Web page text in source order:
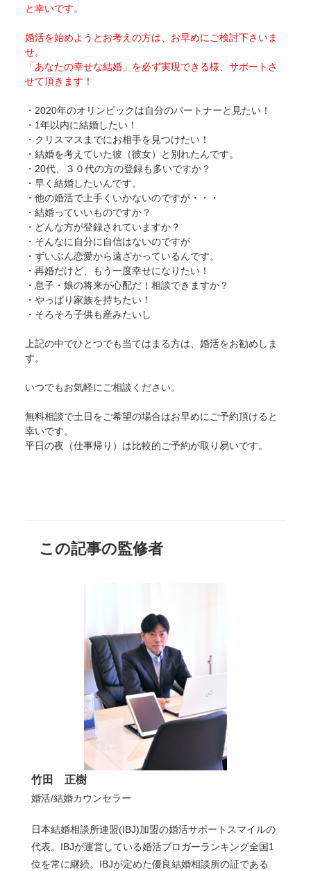
と幸いです。
婚活を始めようとお考えの方は、お早めにご検討下さいま
せ。
「あなたの幸せな結婚」を必ず実現できる様、サポートさ
せて頂きます！
・2020年のオリンピックは自分のパートナーと見たい！
・1年以内に結婚したい！
・クリスマスまでにお相手を見つけたい！
・結婚を考えていた彼（彼女）と別れたんです。
・20代、３０代の方の登録も多いですか？
・早く結婚したいんです。
・他の婚活で上手くいかないのですが・・・
・結婚っていいものですか？
・どんな方が登録されていますか？
・そんなに自分に自信はないのですが
・ずいぶん恋愛から遠ざかっているんです。
・再婚だけど、もう一度幸せになりたい！
・息子・娘の将来が心配だ！相談できますか？
・やっぱり家族を持ちたい！
・そろそろ子供も産みたいし
上記の中でひとつでも当てはまる方は、婚活をお勧めしま
す。
いつでもお気軽にご相談ください。
無料相談で土日をご希望の場合はお早めにご予約頂けると
幸いです。
平日の夜（仕事帰り）は比較的ご予約が取り易いです。
この記事の監修者
竹田 正樹
婚活/結婚カウンセラー
日本結婚相談所連盟(IBJ)加盟の婚活サポートスマイルの
代表。IBJが運営している婚活ブロガーランキング全国1
位を常に継続。IBJが定めた優良結婚相談所の証である